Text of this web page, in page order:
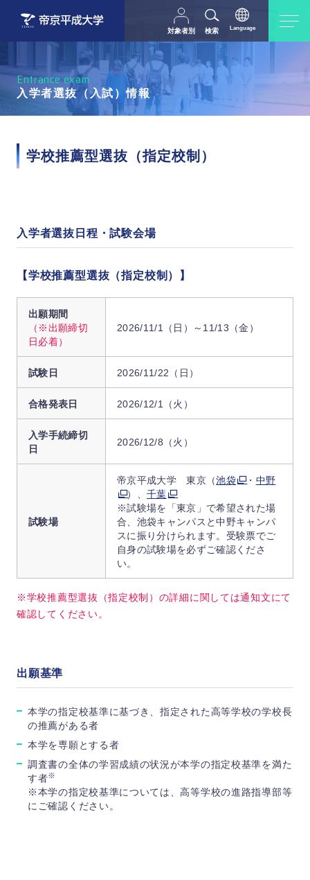
対象者別
受験生の方 在学生・教職員の方
父母等の方 卒業生の方
検索 Language
English 中文（简体字）
Entrance exam
入学者選抜（入試）情報
学校推薦型選抜（指定校制）
入学者選抜日程・試験会場
【学校推薦型選抜（指定校制 ）】
出願期間
（※出願締切
日必着）
2026/11/1（日）～11/13（金）
試験日 2026/11/22（日）
合格発表日 2026/12/1（火）
入学手続締切
日
2026/12/8（火）
試験場
帝京平成大学 東京（池袋 ・ 中野
）、千葉
※試験場を「東京」で希望された場
合、池袋キャンパスと中野キャンパ
スに振り分けられます。受験票でご
自身の試験場を必ずご確認くださ
い。
※学校推薦型選抜（指定校制）の詳細に関しては通知文にて
確認してください。
出願基準
本学の指定校基準に基づき、指定された高等学校の学校長
の推薦がある者
本学を専願とする者
調査書の全体の学習成績の状況が本学の指定校基準を満た
す者※
※本学の指定校基準については、高等学校の進路指導部等
にご確認ください。